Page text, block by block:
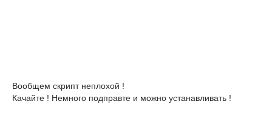
Вообщем скрипт неплохой !
Качайте ! Немного подправте и можно устанавливать !